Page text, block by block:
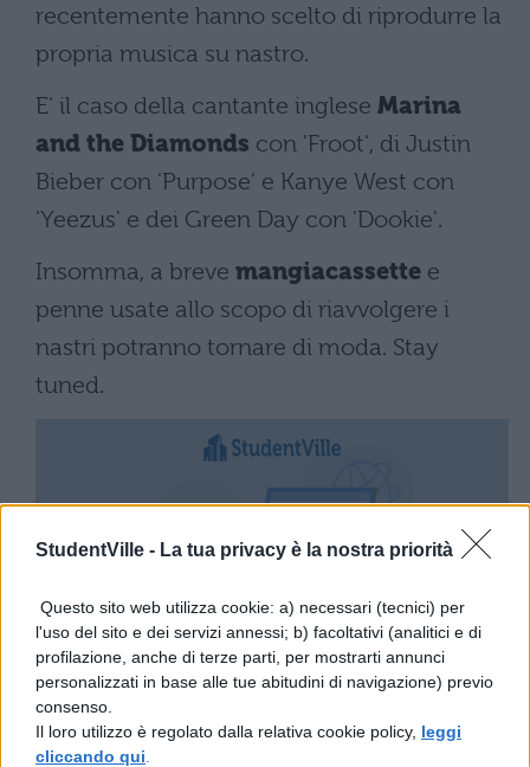
StudentVille - La tua privacy è la nostra priorità
Questo sito web utilizza cookie: a) necessari (tecnici) per
l'uso del sito e dei servizi annessi; b) facoltativi (analitici e di
profilazione, anche di terze parti, per mostrarti annunci
personalizzati in base alle tue abitudini di navigazione) previo
consenso.
Il loro utilizzo è regolato dalla relativa cookie policy, leggi
cliccando qui
recentemente hanno scelto di riprodurre la
propria musica su nastro.
E' il caso della cantante inglese Marina
and the Diamonds con 'Froot', di Justin
Bieber con 'Purpose' e Kanye West con
'Yeezus' e dei Green Day con 'Dookie'.
Insomma, a breve mangiacassette e
penne usate allo scopo di riavvolgere i
nastri potranno tornare di moda. Stay
tuned.